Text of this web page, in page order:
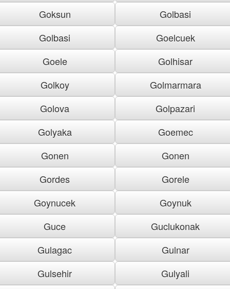
Goksun
Golbasi
Golbasi
Goelcuek
Goele
Golhisar
Golkoy
Golmarmara
Golova
Golpazari
Golyaka
Goemec
Gonen
Gonen
Gordes
Gorele
Goynucek
Goynuk
Guce
Guclukonak
Gulagac
Gulnar
Gulsehir
Gulyali